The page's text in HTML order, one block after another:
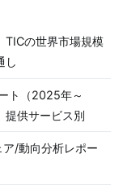
TICの世界市場規模
し
ト（2025年～
提供サービス別
/動向分析レポー